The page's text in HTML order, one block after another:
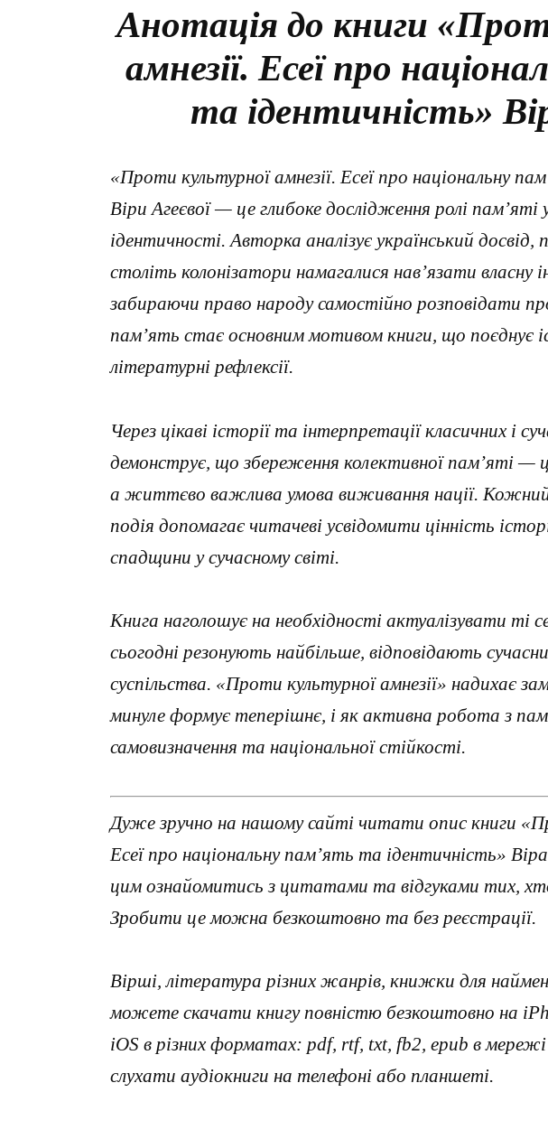
Анотація до книги
амнезії. Есеї про
та ідентичність»
«Проти культурної амнезії. Есеї про національну
Віри Агеєвої — це глибоке дослідження ролі пам’яті
ідентичності. Авторка аналізує український
століть колонізатори намагалися нав’язати власну
забираючи право народу самостійно розповідати
пам’ять стає основним мотивом книги, що поєднує
літературні рефлексії.
Через цікаві історії та інтерпретації класичних і
демонструє, що збереження колективної пам’яті —
а життєво важлива умова виживання нації.
подія допомагає читачеві усвідомити цінність
спадщини у сучасному світі.
Книга наголошує на необхідності актуалізувати ті
сьогодні резонують найбільше, відповідають
суспільства. «Проти культурної амнезії» надихає
минуле формує теперішнє, і як активна робота з
самовизначення та національної стійкості.
Дуже зручно на нашому сайті читати опис книги
Есеї про національну пам’ять та ідентичність»
цим ознайомитись з цитатами та відгуками тих,
Зробити це можна безкоштовно та без реєстрації.
Вірші, література різних жанрів, книжки для
можете скачати книгу повністю безкоштовно на
iOS в різних форматах: pdf, rtf, txt, fb2, epub в
слухати аудіокниги на телефоні або планшеті.